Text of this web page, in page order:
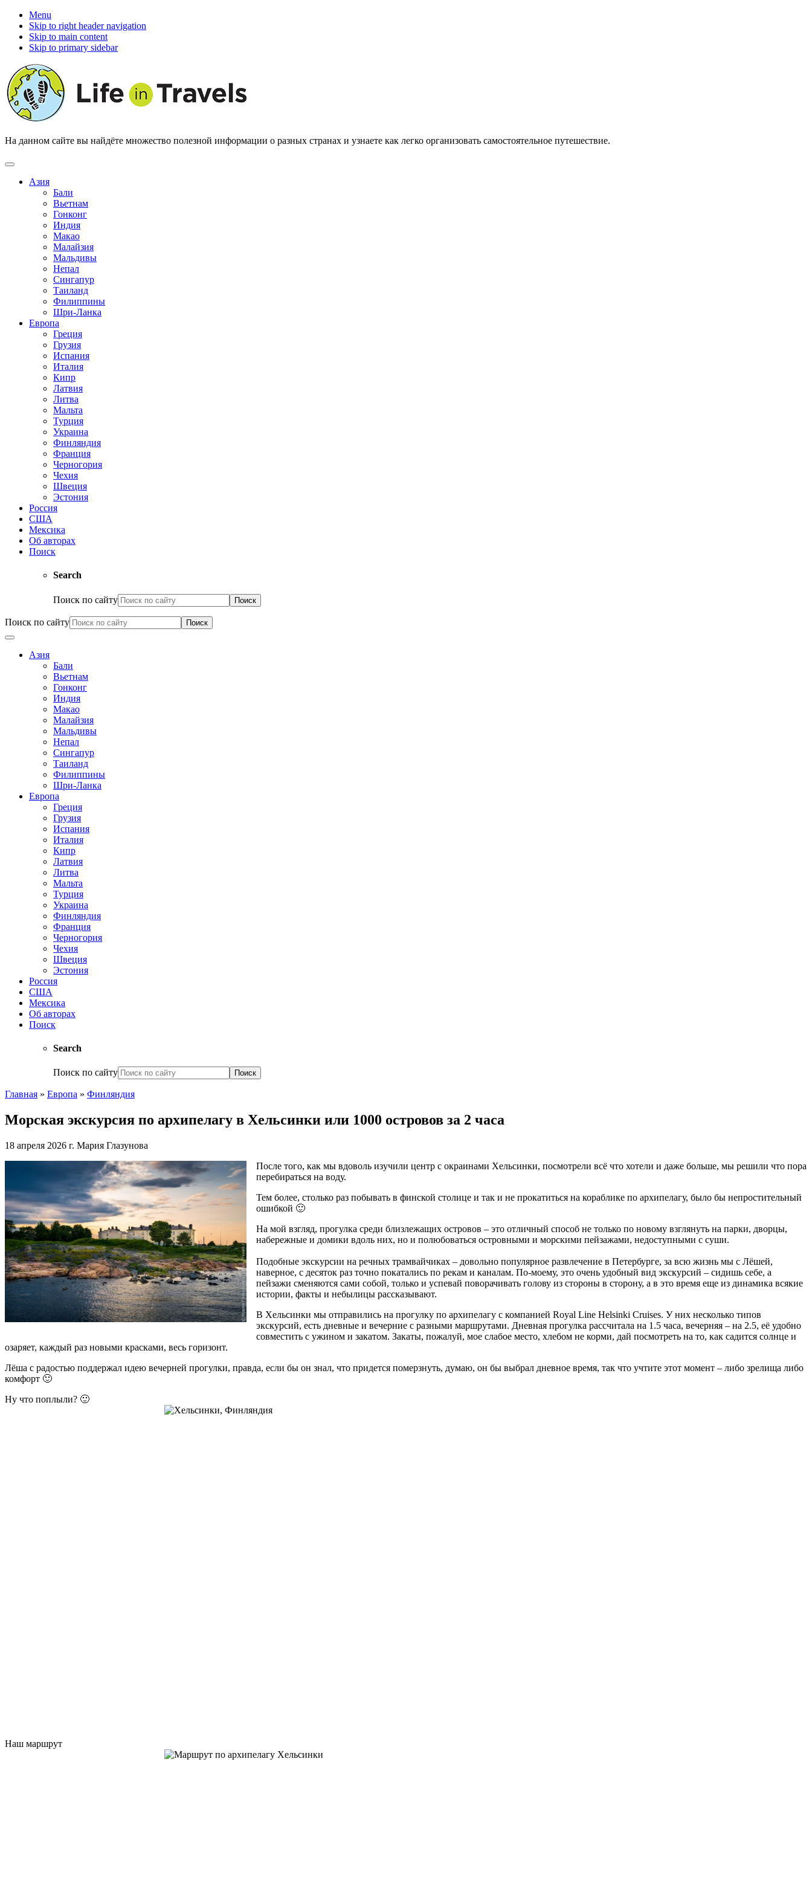
Menu
Skip to right header navigation
Skip to main content
Skip to primary sidebar
На данном сайте вы найдёте множество полезной информации о разных странах и узнаете как легко организовать самостоятельное путешествие.
Азия
Бали
Вьетнам
Гонконг
Индия
Макао
Малайзия
Мальдивы
Непал
Сингапур
Таиланд
Филиппины
Шри-Ланка
Европа
Греция
Грузия
Испания
Италия
Кипр
Латвия
Литва
Мальта
Турция
Украина
Финляндия
Франция
Черногория
Чехия
Швеция
Эстония
Россия
США
Мексика
Об авторах
Поиск
Search
Поиск по сайту
Поиск по сайту
Азия
Бали
Вьетнам
Гонконг
Индия
Макао
Малайзия
Мальдивы
Непал
Сингапур
Таиланд
Филиппины
Шри-Ланка
Европа
Греция
Грузия
Испания
Италия
Кипр
Латвия
Литва
Мальта
Турция
Украина
Финляндия
Франция
Черногория
Чехия
Швеция
Эстония
Россия
США
Мексика
Об авторах
Поиск
Search
Поиск по сайту
Главная » Европа » Финляндия
Морская экскурсия по архипелагу в Хельсинки или 1000 островов за 2 часа
18 апреля 2026 г. Мария Глазунова
После того, как мы вдоволь изучили центр с окраинами Хельсинки, посмотрели всё что хотели и даже больше, мы решили что пора
перебираться на воду.
Тем более, столько раз побывать в финской столице и так и не прокатиться на кораблике по архипелагу, было бы непростительный
ошибкой 🙂
На мой взгляд, прогулка среди близлежащих островов – это отличный способ не только по новому взглянуть на парки, дворцы,
набережные и домики вдоль них, но и полюбоваться островными и морскими пейзажами, недоступными с суши.
Подобные экскурсии на речных трамвайчиках – довольно популярное развлечение в Петербурге, за всю жизнь мы с Лёшей,
наверное, с десяток раз точно покатались по рекам и каналам. По-моему, это очень удобный вид экскурсий – сидишь себе, а
пейзажи сменяются сами собой, только и успевай поворачивать голову из стороны в сторону, а в это время еще из динамика всякие
истории, факты и небылицы рассказывают.
В Хельсинки мы отправились на прогулку по архипелагу с компанией Royal Line Helsinki Cruises. У них несколько типов
экскурсий, есть дневные и вечерние с разными маршрутами. Дневная прогулка рассчитала на 1.5 часа, вечерняя – на 2.5, её удобно
совместить с ужином и закатом. Закаты, пожалуй, мое слабое место, хлебом не корми, дай посмотреть на то, как садится солнце и
озаряет, каждый раз новыми красками, весь горизонт.
Лёша с радостью поддержал идею вечерней прогулки, правда, если бы он знал, что придется померзнуть, думаю, он бы выбрал дневное время, так что учтите этот момент – либо зрелища либо
комфорт 🙂
Ну что поплыли? 🙂
Наш маршрут